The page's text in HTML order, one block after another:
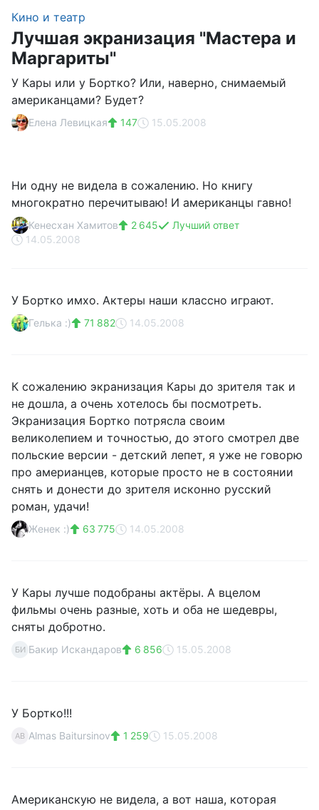
Кино и театр
Лучшая экранизация "Мастера и
Маргариты"
У Кары или у Бортко? Или, наверно, снимаемый
американцами? Будет?
Елена Левицкая 147 15.05.2008
Ни одну не видела в сожалению. Но книгу
многократно перечитываю! И американцы гавно!
Кенесхан Хамитов 2 645
Лучший ответ
14.05.2008
У Бортко имхо. Актеры наши классно играют.
Гелька :) 71 882 14.05.2008
К сожалению экранизация Кары до зрителя так и
не дошла, а очень хотелось бы посмотреть.
Экранизация Бортко потрясла своим
великолепием и точностью, до этого смотрел две
польские версии - детский лепет, я уже не говорю
про америанцев, которые просто не в состоянии
снять и донести до зрителя исконно русский
роман, удачи!
Женек :) 63 775 14.05.2008
У Кары лучше подобраны актёры. А вцелом
фильмы очень разные, хоть и оба не шедевры,
сняты добротно.
БИ Бакир Искандаров 6 856 15.05.2008
У Бортко!!!
AB Almas Baitursinov 1 259 15.05.2008
Американскую не видела, а вот наша, которая